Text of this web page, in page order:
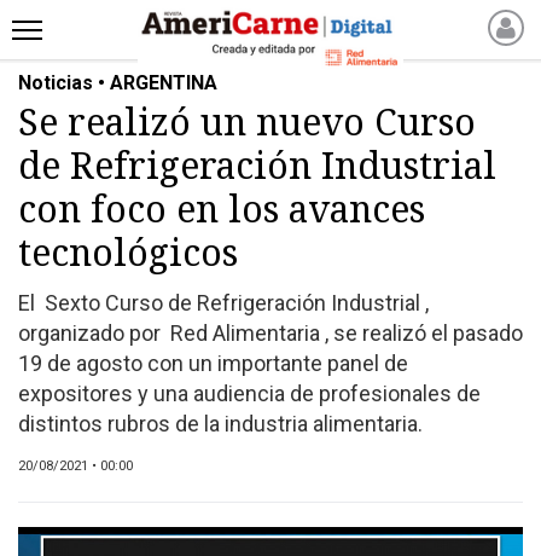
INICIO
NOTICIAS RECIENTES
NOTICIAS
ARTICULOS
PRODUCCIÓN
PROCESO
PRODUCTO
NUEVOS PRODUCTOS
MARKETPLACE
REVISTAS
DE CARNE VACUNA
Noticias • ARGENTINA
Se realizó un nuevo Curso
de Refrigeración Industrial
con foco en los avances
tecnológicos
El Sexto Curso de Refrigeración Industrial ,
organizado por Red Alimentaria , se realizó el pasado
19 de agosto con un importante panel de
expositores y una audiencia de profesionales de
distintos rubros de la industria alimentaria.
20/08/2021 • 00:00